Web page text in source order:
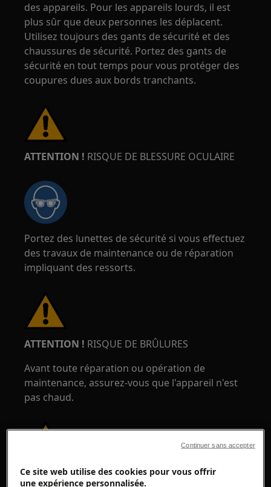
des appareils. Pour les appareils lourds, il est
plus sûr que deux personnes les déplacent.
Utilisez toujours des gants de sécurité et des
chaussures de sécurité. Portez des gants de
sécurité en tout temps pour vous protéger des
coupures dues aux bords tranchants.
ATTENTION ! RISQUE DE BLESSURE OCULAIRE
Portez des lunettes de sécurité si vous effectuez
des travaux de maintenance ou de réparation
impliquant des ressorts.
ATTENTION ! RISQUE DE BRÛLURES
Avant toute réparation ou opération de
maintenance, assurez-vous que l'appareil n'est
pas chaud.
Ce site web utilise des cookies pour vous offrir
une expérience personnalisée.
Continuer sans accepter